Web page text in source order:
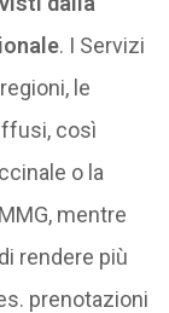
. I Servizi
le
così
o la
mentre
rendere più
prenotazioni